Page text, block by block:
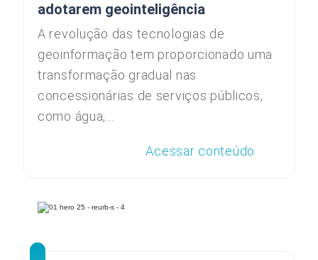
adotarem geointeligência
A revolução das tecnologias de
geoinformação tem proporcionado uma
transformação gradual nas
concessionárias de serviços públicos,
como água,...
Acessar conteúdo